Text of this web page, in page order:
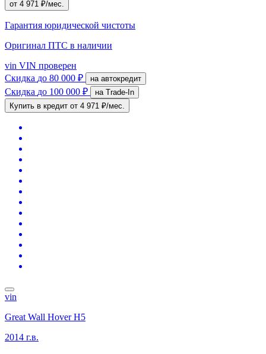
от 4 971 ₽/мес.
Гарантия юридической чистоты
Оригинал ПТС в наличии
vin VIN проверен
Скидка до 80 000 ₽ на автокредит
Скидка до 100 000 ₽
на Trade-In
Купить в кредит от 4 971 ₽/мес.
vin
Great Wall Hover H5
2014 г.в.